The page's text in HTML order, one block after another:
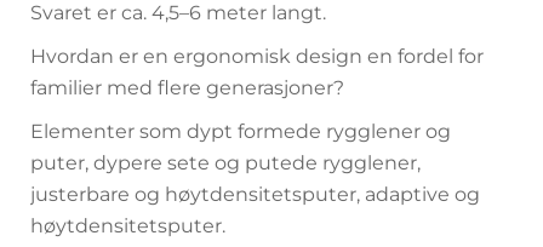
Svaret er ca. 4,5–6 meter langt.
Hvordan er en ergonomisk design en fordel for
familier med flere generasjoner?
Elementer som dypt formede rygglener og
puter, dypere sete og putede rygglener,
justerbare og høytdensitetsputer, adaptive og
høytdensitetsputer.